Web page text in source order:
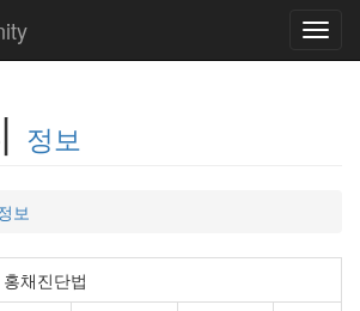
정보
보
채진단법